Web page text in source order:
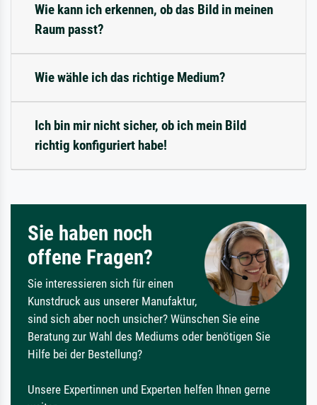
Wie kann ich erkennen, ob das Bild in meinen
Raum passt?
Wie wähle ich das richtige Medium?
Ich bin mir nicht sicher, ob ich mein Bild
richtig konfiguriert habe!
Sie haben noch
offene Fragen?
Sie interessieren sich für einen
Kunstdruck aus unserer Manufaktur,
sind sich aber noch unsicher? Wünschen Sie eine
Beratung zur Wahl des Mediums oder benötigen Sie
Hilfe bei der Bestellung?
Unsere Expertinnen und Experten helfen Ihnen gerne